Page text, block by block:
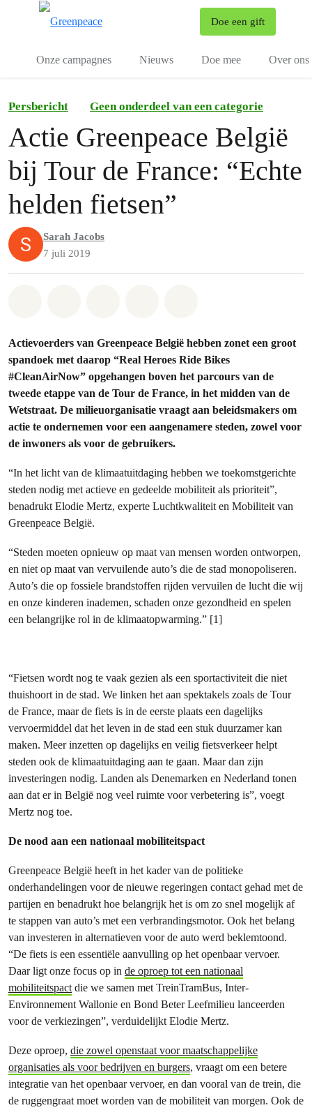
Doe een gift
Onze campagnes Nieuws Doe mee Over ons
Persbericht Geen onderdeel van een categorie
Actie Greenpeace België
bij Tour de France: “Echte
helden fietsen”
Sarah Jacobs
7 juli 2019
Actievoerders van Greenpeace België hebben zonet een groot
spandoek met daarop “Real Heroes Ride Bikes
#CleanAirNow” opgehangen boven het parcours van de
tweede etappe van de Tour de France, in het midden van de
Wetstraat. De milieuorganisatie vraagt aan beleidsmakers om
actie te ondernemen voor een aangenamere steden, zowel voor
de inwoners als voor de gebruikers.
“In het licht van de klimaatuitdaging hebben we toekomstgerichte
steden nodig met actieve en gedeelde mobiliteit als prioriteit”,
benadrukt Elodie Mertz, experte Luchtkwaliteit en Mobiliteit van
Greenpeace België.
“Steden moeten opnieuw op maat van mensen worden ontworpen,
en niet op maat van vervuilende auto’s die de stad monopoliseren.
Auto’s die op fossiele brandstoffen rijden vervuilen de lucht die wij
en onze kinderen inademen, schaden onze gezondheid en spelen
een belangrijke rol in de klimaatopwarming.” [1]
“Fietsen wordt nog te vaak gezien als een sportactiviteit die niet
thuishoort in de stad. We linken het aan spektakels zoals de Tour
de France, maar de fiets is in de eerste plaats een dagelijks
vervoermiddel dat het leven in de stad een stuk duurzamer kan
maken. Meer inzetten op dagelijks en veilig fietsverkeer helpt
steden ook de klimaatuitdaging aan te gaan. Maar dan zijn
investeringen nodig. Landen als Denemarken en Nederland tonen
aan dat er in België nog veel ruimte voor verbetering is”, voegt
Mertz nog toe.
De nood aan een nationaal mobiliteitspact
Greenpeace België heeft in het kader van de politieke
onderhandelingen voor de nieuwe regeringen contact gehad met de
partijen en benadrukt hoe belangrijk het is om zo snel mogelijk af
te stappen van auto’s met een verbrandingsmotor. Ook het belang
van investeren in alternatieven voor de auto werd beklemtoond.
“De fiets is een essentiële aanvulling op het openbaar vervoer.
Daar ligt onze focus op in de oproep tot een nationaal
mobiliteitspactdie we samen met TreinTramBus, Inter-
Environnement Wallonie en Bond Beter Leefmilieu lanceerden
voor de verkiezingen”, verduidelijkt Elodie Mertz.
Deze oproep, die zowel openstaat voor maatschappelijke
organisaties als voor bedrijven en burgers, vraagt om een betere
integratie van het openbaar vervoer, en dan vooral van de trein, die
de ruggengraat moet worden van de mobiliteit van morgen. Ook de